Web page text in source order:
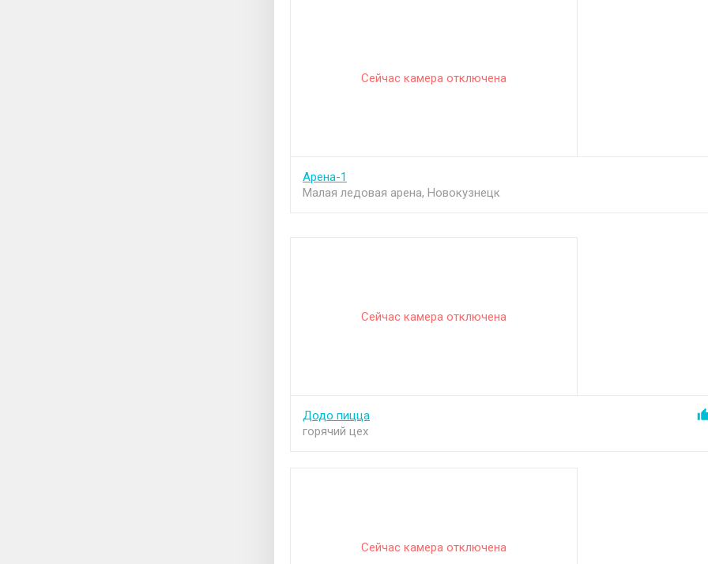
Сейчас камера отключена
Арена-1
Малая ледовая арена, Новокузнецк
Сейчас камера отключена
Додо пицца
горячий цех
Сейчас камера отключена